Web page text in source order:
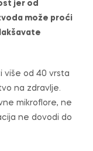
jer od
može proći
više od 40 vrsta
na zdravlje.
mikroflore, ne
ne dovodi do